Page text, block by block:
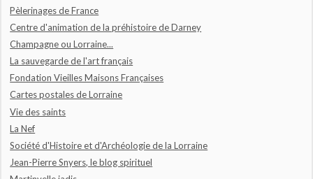
Pèlerinages de France
Centre d'animation de la préhistoire de Darney
Champagne ou Lorraine...
La sauvegarde de l'art français
Fondation Vieilles Maisons Françaises
Cartes postales de Lorraine
Vie des saints
La Nef
Société d'Histoire et d'Archéologie de la Lorraine
Jean-Pierre Snyers, le blog spirituel